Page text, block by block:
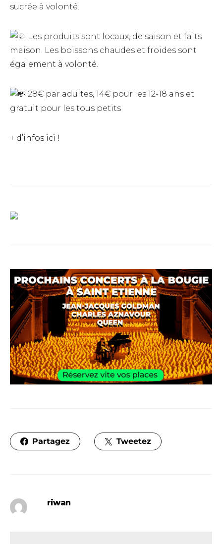
sucrée à volonté.
Les produits sont locaux, de saison et faits
maison. Les boissons chaudes et froides sont
également à volonté.
28€ par adultes, 14€ pour les 12-18 ans et
gratuit pour les tous petits
+ d’infos ici !
Partagez Tweetez
riwan